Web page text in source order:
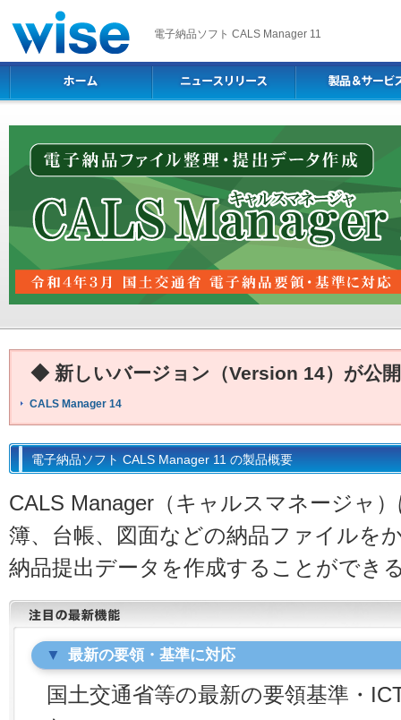
電子納品ソフト CALS Manager 11
◆ 新しいバージョン（Version 14）
CALS Manager 14
電子納品ソフト CALS Manager 11 の製品概要
CALS Manager（キャルスマネージャ
簿、台帳、図面などの納品ファイルを
納品提出データを作成することができ
最新の要領・基準に対応
国土交通省等の最新の要領基準・